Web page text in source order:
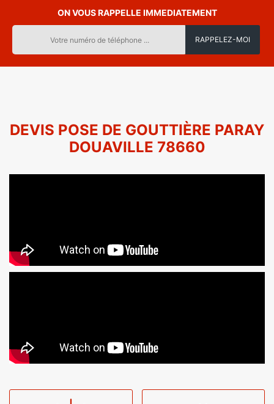
ON VOUS RAPPELLE IMMEDIATEMENT
DEVIS POSE DE GOUTTIÈRE PARAY
DOUAVILLE 78660